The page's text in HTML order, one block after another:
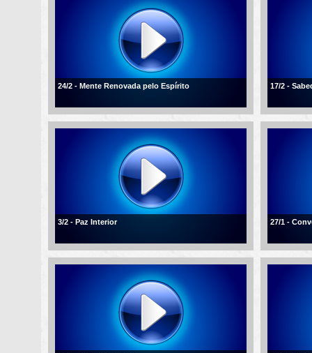
24/2 - Mente Renovada pelo Espírito 17/2 -
3/2 - Paz Interior 27/1 -